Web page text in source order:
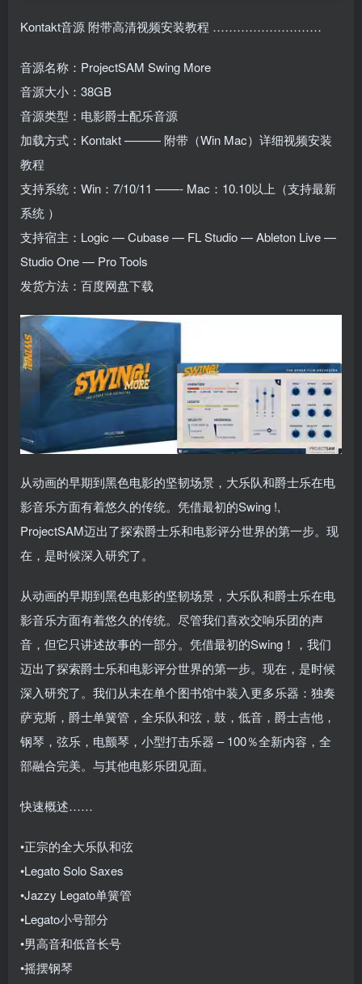
Kontakt音源 附带高清视频安装教程 ………………………
音源名称：ProjectSAM Swing More
音源大小：38GB
音源类型：电影爵士配乐音源
加载方式：Kontakt ——— 附带（Win Mac）详细视频安装
教程
支持系统：Win：7/10/11 ——- Mac：10.10以上（支持最新
系统 ）
支持宿主：Logic — Cubase — FL Studio — Ableton Live —
Studio One — Pro Tools
发货方法：百度网盘下载
从动画的早期到黑色电影的坚韧场景，大乐队和爵士乐在电
影音乐方面有着悠久的传统。凭借最初的Swing !,
ProjectSAM迈出了探索爵士乐和电影评分世界的第一步。现
在，是时候深入研究了。
从动画的早期到黑色电影的坚韧场景，大乐队和爵士乐在电
影音乐方面有着悠久的传统。尽管我们喜欢交响乐团的声
音，但它只讲述故事的一部分。凭借最初的Swing！，我们
迈出了探索爵士乐和电影评分世界的第一步。现在，是时候
深入研究了。我们从未在单个图书馆中装入更多乐器：独奏
萨克斯，爵士单簧管，全乐队和弦，鼓，低音，爵士吉他，
钢琴，弦乐，电颤琴，小型打击乐器 – 100％全新内容，全
部融合完美。与其他电影乐团见面。
快速概述……
•正宗的全大乐队和弦
•Legato Solo Saxes
•Jazzy Legato单簧管
•Legato小号部分
•男高音和低音长号
•摇摆钢琴